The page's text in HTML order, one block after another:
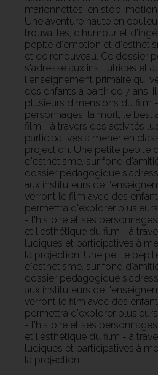
marionnettes, en stop-
Une aventure haute en
trouvailles, d'humour et
pépite d'émotion et
et de renouveau. Ce dossier
s'adresse aux institutrices et
l'enseignement primaire qui
des enfants à partir de 7 ans.
plusieurs dimensions du film
personnages, la mort, le
film - à travers des activités
participatives à mener en
projection. Une petite pépite
d'esthétisme, sur fond
dossier pédagogique
aux instituteurs de
verront le film avec des
permettra d'explorer
- l'histoire et ses
et l'esthétique du film - à
ludiques et participatives à
la projection. Une petite
d'esthétisme, sur fond
dossier pédagogique
aux instituteurs de
verront le film avec des
permettra d'explorer
- l'histoire et ses
et l'esthétique du film - à
ludiques et participatives à
la projection.